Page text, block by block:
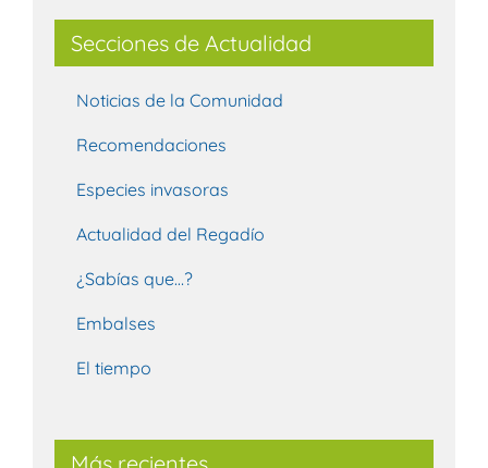
Secciones de Actualidad
Noticias de la Comunidad
Recomendaciones
Especies invasoras
Actualidad del Regadío
¿Sabías que…?
Embalses
El tiempo